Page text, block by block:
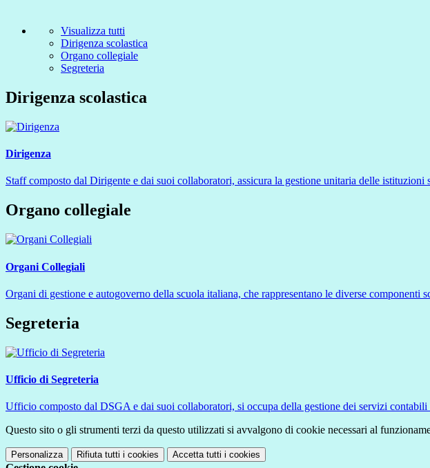
Visualizza tutti
Dirigenza scolastica
Organo collegiale
Segreteria
Dirigenza scolastica
Dirigenza
Staff composto dal Dirigente e dai suoi collaboratori, assicura la gestione unitaria delle istituzioni
Organo collegiale
Organi Collegiali
Organi di gestione e autogoverno della scuola italiana, che rappresentano le diverse componenti
Segreteria
Ufficio di Segreteria
Ufficio composto dal DSGA e dai suoi collaboratori, si occupa della gestione dei servizi
Questo sito o gli strumenti terzi da questo utilizzati si avvalgono di cookie necessari al
Personalizza Rifiuta tutti i cookies Accetta tutti i cookies